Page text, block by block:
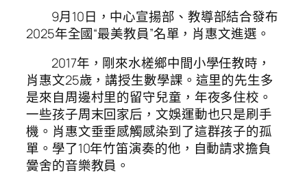
9月10日，中心宣揚部、教導部結合發布
2025年全國“最美教員”名單，肖惠文進選。
2017年，剛來水槎鄉中間小學任教時，
肖惠文25歲，講授生數學課。這里的先生多
是來自周邊村里的留守兒童，年夜多住校。
一些孩子周末回家后，文娛運動也只是刷手
機。肖惠文垂垂感觸感染到了這群孩子的孤
單。學了10年竹笛演奏的他，自動請求擔負
黌舍的音樂教員。